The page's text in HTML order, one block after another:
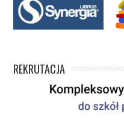
REKRUTACJA